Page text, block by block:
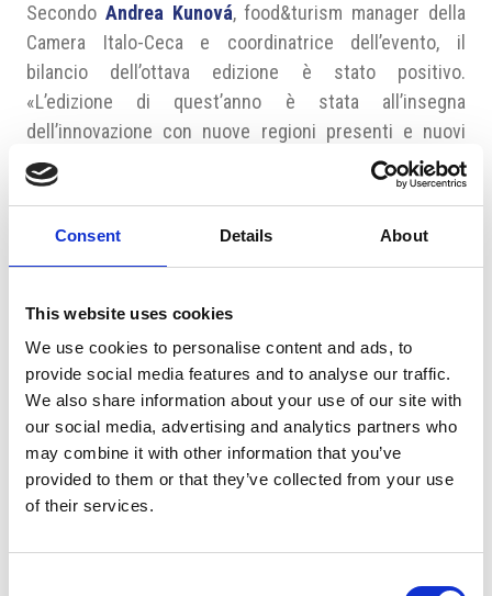
Consent Details About
This website uses cookies
We use cookies to personalise content and ads, to
provide social media features and to analyse our traffic.
We also share information about your use of our site with
our social media, advertising and analytics partners who
may combine it with other information that you’ve
provided to them or that they’ve collected from your use
of their services.
Secondo Andrea Kunová, food&turism manager della
Camera Italo-Ceca e coordinatrice dell’evento, il
bilancio dell’ottava edizione è stato positivo.
«L’edizione di quest’anno è stata all’insegna
dell’innovazione con nuove regioni presenti e nuovi
progetti su settori strettamente collegati al vino come
l’olio d’oliva – commenta
Andrea Kunová– La
territoriale grazie alla presenza di aziende dalle
principali regioni vitivinicole dell’Italia centrale e
settentrionale. Anche la risposta degli operatori cechi
e l’attenzione ai vini proposti sono state molto buone.
E’ per noi motivo di grande soddisfazione che alcune
aziende italiane continuino ormai da diverse edizioni a
partecipare ad Italian Wine Emotion dimostrando
apprezzamento per l’evento».